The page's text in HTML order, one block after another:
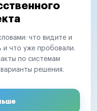
что видите и
и что уже пробовали.
по системам
решения.